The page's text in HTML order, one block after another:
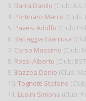
3. Barra Danilo (Club:
4. Portinaro Marco (Club:
5. Pavesi Adolfo (Club:
6. Battaggia Gianluca
7. Corso Massimo (Club:
8. Rossi Alberto (Club:
9. Bazzea Danio (Club:
10. Tognetti Stefano
11. Lusini Simone (Club: